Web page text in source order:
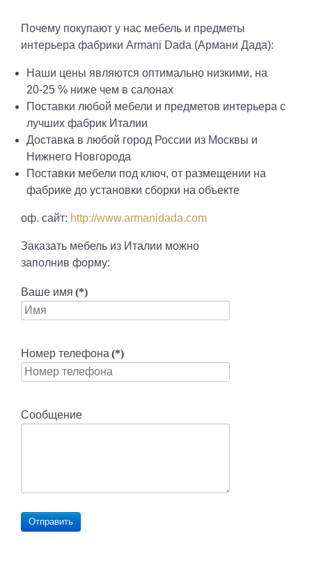
Почему покупают у нас мебель и предметы
интерьера фабрики Armani Dada (Армани Дада):
Наши цены являются оптимально низкими, на
20-25 % ниже чем в салонах
Поставки любой мебели и предметов интерьера с
лучших фабрик Италии
Доставка в любой город России из Москвы и
Нижнего Новгорода
Поставки мебели под ключ, от размещении на
фабрике до установки сборки на объекте
оф. сайт: http://www.armanidada.com
Заказать мебель из Италии можно
заполнив форму:
Ваше имя (*)
Номер телефона (*)
Сообщение
Отправить